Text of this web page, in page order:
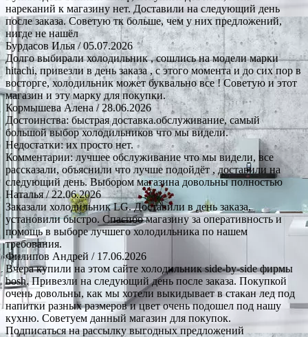
нареканий к магазину нет. Доставили на следующий день
после заказа. Советую тк больше, чем у них предложений,
нигде не нашёл
Бурдасов Илья/ 05.07.2026
Долго выбирали холодильник , сошлись на модели марки
hitachi, привезли в день заказа , с этого момента и до сих пор в
восторге, холодильник может буквально все ! Советую и этот
магазин и эту марку для покупки.
Кормышева Алена / 28.06.2026
Достоинства: быстрая доставка.обслуживание, самый
большой выбор холодильников что мы видели.
Недостатки: их просто нет.
Комментарии: лучшее обслуживание что мы видели, все
рассказали, объяснили что лучше подойдёт , доставили на
следующий день. Выбором магазина довольны полностью
Наталья/ 22.06.2026
Заказали холодильник LG. Доставили в день заказа,
установили быстро. Спасибо магазину за оперативность и
помощь в выборе лучшего холодильника по нашем
требования.
Филипов Андрей / 17.06.2026
Вчера купили на этом сайте холодильник side-by-side фирмы
bosh. Привезли на следующий день после заказа. Покупкой
очень довольны, как мы хотели выкидывает в стакан лед под
напитки разных размеров и цвет очень подошел под нашу
кухню. Советуем данный магазин для покупок.
Подписаться на рассылку выгодных предложений